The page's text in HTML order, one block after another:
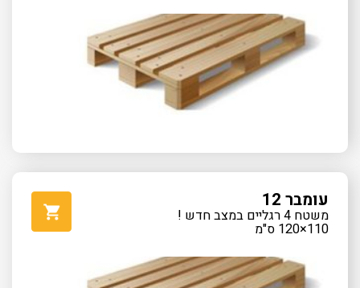
עומבר 12
משטח 4 רגליים במצב חדש !
110×120 ס"מ